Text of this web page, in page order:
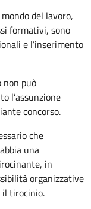
del lavoro,
formativi, sono
e l’inserimento
può
l’assunzione
concorso.
che
una
in
organizzative
il tirocinio.